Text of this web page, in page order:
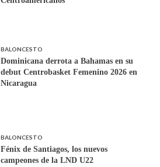
BALONCESTO
Dominicana derrota a Bahamas en su
debut Centrobasket Femenino 2026 en
Nicaragua
BALONCESTO
Fénix de Santiagos, los nuevos
campeones de la LND U22